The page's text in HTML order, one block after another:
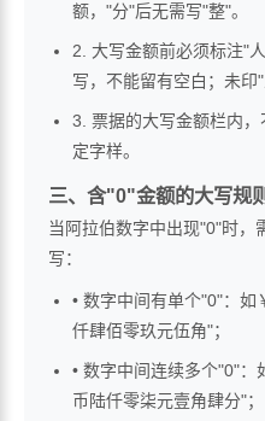
额，"分"后无需写"整"。
2. 大写金额前必须标注"
写，不能留有空白；未印
3. 票据的大写金额栏内
定字样。
三、含"0"金额的大写规
当阿拉伯数字中出现"0"时，
写：
• 数字中间有单个"0"：
仟肆佰零玖元伍角"；
• 数字中间连续多个"0"
币陆仟零柒元壹角肆分"；